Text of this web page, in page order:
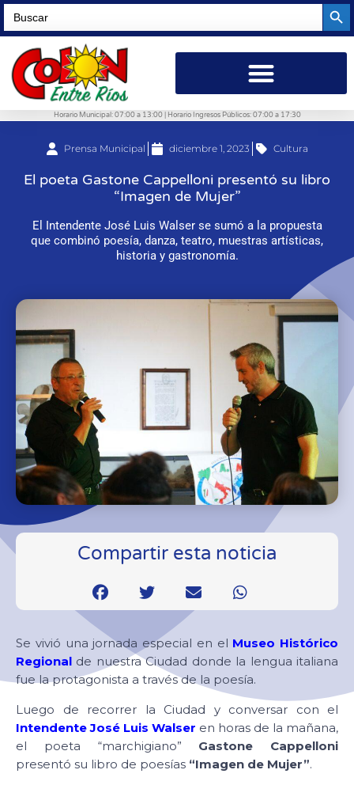
Search
for:
Horario Municipal: 07:00 a 13:00 | Horario Ingresos Públicos: 07:00 a 17:30
Prensa Municipal diciembre 1, 2023 Cultura
El poeta Gastone Cappelloni presentó su libro
“Imagen de Mujer”
El Intendente José Luis Walser se sumó a la propuesta
que combinó poesía, danza, teatro, muestras artísticas,
historia y gastronomía.
Compartir esta noticia
Se vivió una jornada especial en el Museo Histórico
Regional de nuestra Ciudad donde la lengua italiana
fue la protagonista a través de la poesía.
Luego de recorrer la Ciudad y conversar con el
Intendente José Luis Walser en horas de la mañana,
el poeta “marchigiano” Gastone Cappelloni
presentó su libro de poesías “Imagen de Mujer”.